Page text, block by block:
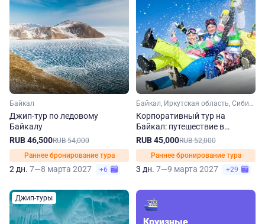
Байкал
Джип-тур по ледовому
Байкалу
RUB 46,500RUB 54,000
Раннее бронирование тура
2 дн. 7—8 марта 2027 +6
Байкал, Иркутская область, Сибирь
Корпоративный тур на
Байкал: путешествие в
Листвянку. Зима-весна
RUB 45,000RUB 52,000
Раннее бронирование тура
3 дн. 7—9 марта 2027 +29
Джип-туры